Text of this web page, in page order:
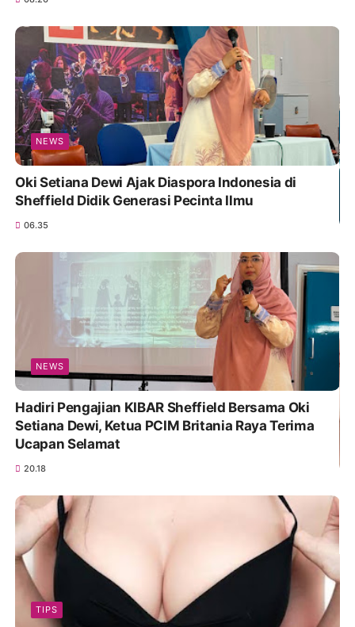
NEWS
Oki Setiana Dewi Ajak Diaspora Indonesia di
Sheffield Didik Generasi Pecinta Ilmu
06.35
NEWS
Hadiri Pengajian KIBAR Sheffield Bersama Oki
Setiana Dewi, Ketua PCIM Britania Raya Terima
Ucapan Selamat
20.18
TIPS